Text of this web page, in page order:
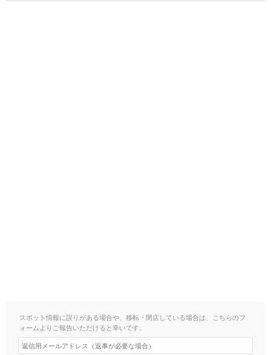
スポット情報に誤りがある場合や、移転・閉店している場合は、こちらのフ
ォームよりご報告いただけると幸いです。